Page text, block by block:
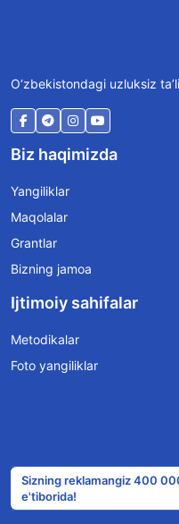
O‘zbekistondagi uzluksiz
Biz haqimizda
Yangiliklar
Maqolalar
Grantlar
Bizning jamoa
Ijtimoiy sahifalar
Metodikalar
Foto yangiliklar
Sizning reklamangiz 400
e'tiborida!